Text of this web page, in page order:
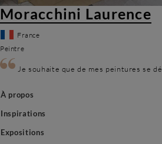
Moracchini Laurence
France
Peintre
Je souhaite que de mes peintures se
À propos
Inspirations
Expositions